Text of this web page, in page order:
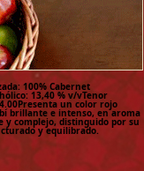
100% Cabernet
13,40 % v/vTenor
un color rojo
brillante e intenso, en aroma
y complejo, distinguido por su
y equilibrado.